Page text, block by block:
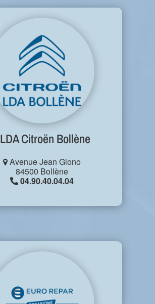
LDA Citroën Bollène
Avenue Jean Giono
84500 Bollène
04.90.40.04.04